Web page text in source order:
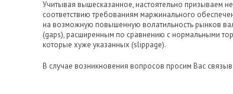
Учитывая вышесказанное, настоятельно призываем
соответствию требованиям маржинального
на возможную повышенную волатильность рынков
(gaps), расширенным по сравнению с нормальными
которые хуже указанных (slippage).
В случае возникновения вопросов просим Вас